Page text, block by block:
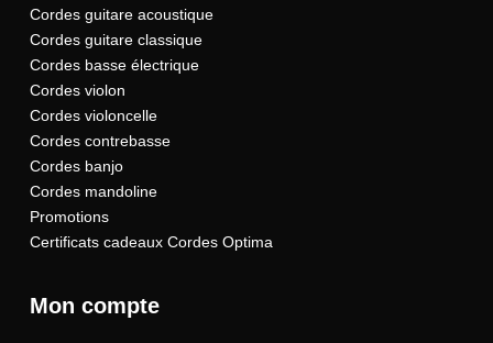
Cordes guitare acoustique
Cordes guitare classique
Cordes basse électrique
Cordes violon
Cordes violoncelle
Cordes contrebasse
Cordes banjo
Cordes mandoline
Promotions
Certificats cadeaux Cordes Optima
Mon compte